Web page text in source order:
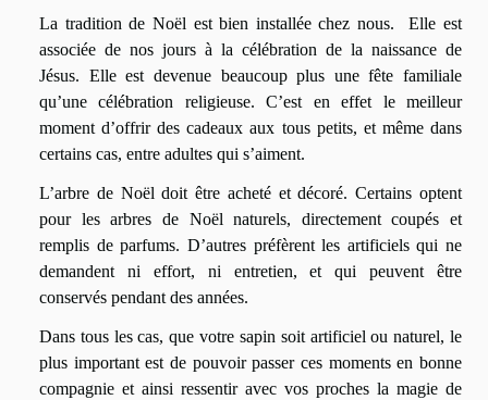
La tradition de Noël est bien installée chez nous. Elle est
associée de nos jours à la célébration de la naissance de
Jésus. Elle est devenue beaucoup plus une fête familiale
qu’une célébration religieuse. C’est en effet le meilleur
moment d’offrir des cadeaux aux tous petits, et même dans
certains cas, entre adultes qui s’aiment.
L’arbre de Noël doit être acheté et décoré. Certains optent
pour les arbres de Noël naturels, directement coupés et
remplis de parfums. D’autres préfèrent les artificiels qui ne
demandent ni effort, ni entretien, et qui peuvent être
conservés pendant des années.
Dans tous les cas, que votre sapin soit artificiel ou naturel, le
plus important est de pouvoir passer ces moments en bonne
compagnie et ainsi ressentir avec vos proches la magie de